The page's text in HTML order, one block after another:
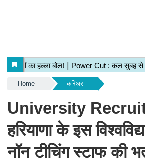
Home करिअर
University
हरियाणा के इस
नॉन टीचिंग स्टाफ की